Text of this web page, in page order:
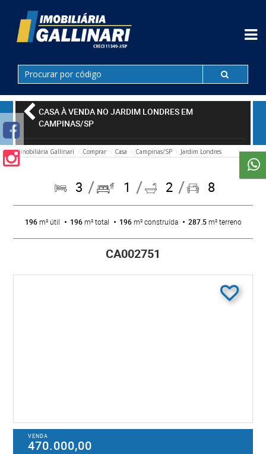
CASA À VENDA NO JARDIM LONDRES EM
CAMPINAS/SP
Imobiliária Gallinari Comprar Casa Campinas/SP Jardim Londres
3 1 2 8
196m² útil 196m² total 196m² construída 287.5m² terreno
CA002751
VENDA
470.000,00